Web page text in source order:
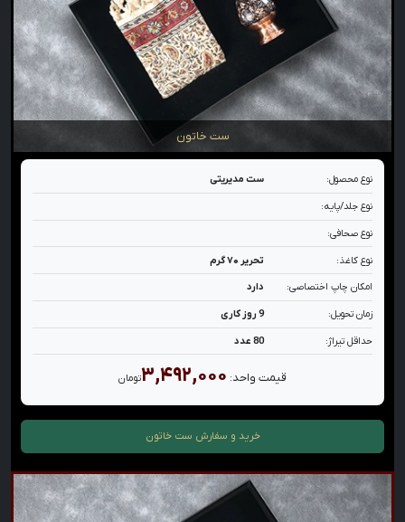
ست خاتون
نوع محصول: ست مدیریتی
نوع جلد/پایه:
نوع صحافی:
نوع کاغذ: تحریر ۷۰ گرم
امکان چاپ اختصاصی: دارد
زمان تحویل: 9 روز کاری
حداقل تیراژ: 80 عدد
قیمت واحد: ۳,۴۹۲,۰۰۰تومان
خرید و سفارش ست خاتون